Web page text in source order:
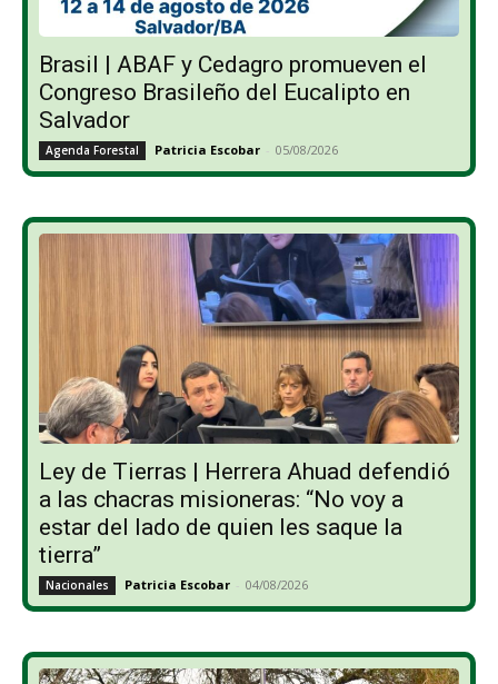
Brasil | ABAF y Cedagro promueven el
Congreso Brasileño del Eucalipto en
Salvador
Agenda Forestal Patricia Escobar - 05/08/2026
Ley de Tierras | Herrera Ahuad defendió
a las chacras misioneras: “No voy a
estar del lado de quien les saque la
tierra”
Nacionales Patricia Escobar - 04/08/2026